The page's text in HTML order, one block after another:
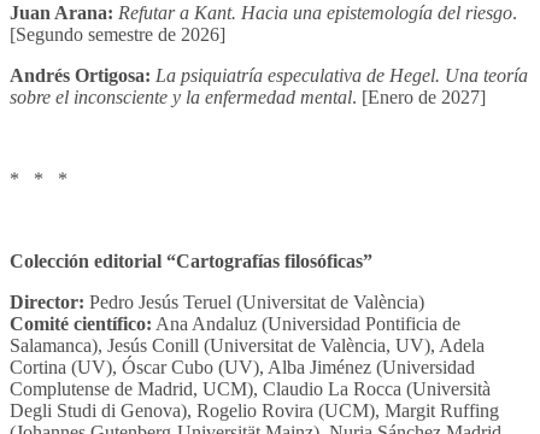
Juan Arana: Refutar a Kant. Hacia una epistemología del riesgo.
[Segundo semestre de 2026]
Andrés Ortigosa: La psiquiatría especulativa de Hegel. Una teoría
sobre el inconsciente y la enfermedad mental. [Enero de 2027]
* * *
Colección editorial “Cartografías filosóficas”
Director: Pedro Jesús Teruel (Universitat de València)
Comité científico: Ana Andaluz (Universidad Pontificia de
Salamanca), Jesús Conill (Universitat de València, UV), Adela
Cortina (UV), Óscar Cubo (UV), Alba Jiménez (Universidad
Complutense de Madrid, UCM), Claudio La Rocca (Università
Degli Studi di Genova), Rogelio Rovira (UCM), Margit Ruffing